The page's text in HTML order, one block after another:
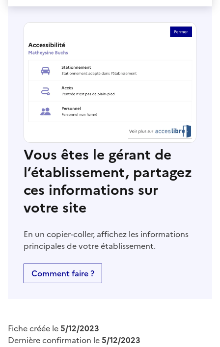
Vous êtes le gérant de
l’établissement, partagez
ces informations sur
votre site
En un copier-coller, affichez les informations
principales de votre établissement.
Comment faire ?
Fiche créée le5/12/2023
Dernière confirmation le5/12/2023